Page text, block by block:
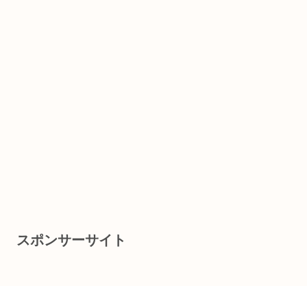
スポンサーサイト